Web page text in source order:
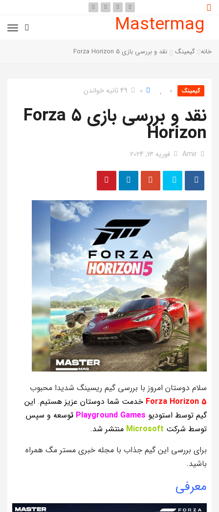
Mastermag
خانه گیمینگ نقد و بررسی بازی 5 Forza Horizon
گیمینگ 0
0 49 ثانیه خواندن
نقد و بررسی بازی 5 Forza
Horizon
Amir فوریه 13, 2024
سلام دوستان امروز با بررسی گیم ریسینگ شدیدا محبوب
Forza Horizon 5 خدمت شما دوستان عزیز هستیم. این
گیم توسط استودیو Playground Games توسعه و سپس
توسط شرکت Microsoft منتشر شد.
برای بررسی این گیم جذاب با مجله خبری مستر مگ همراه
باشید.
معرفی